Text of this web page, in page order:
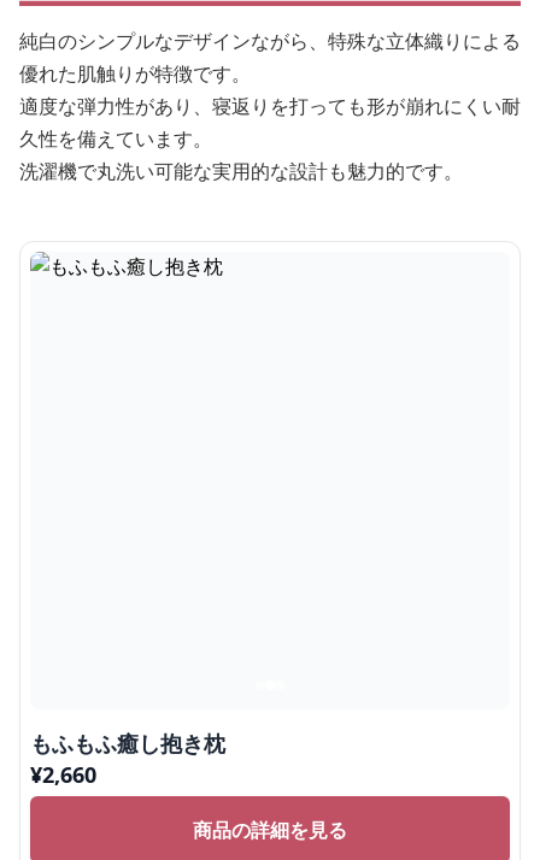
純白のシンプルなデザインながら、特殊な立体織りによる
優れた肌触りが特徴です。
適度な弾力性があり、寝返りを打っても形が崩れにくい耐
久性を備えています。
洗濯機で丸洗い可能な実用的な設計も魅力的です。
もふもふ癒し抱き枕
¥2,660
商品の詳細を見る